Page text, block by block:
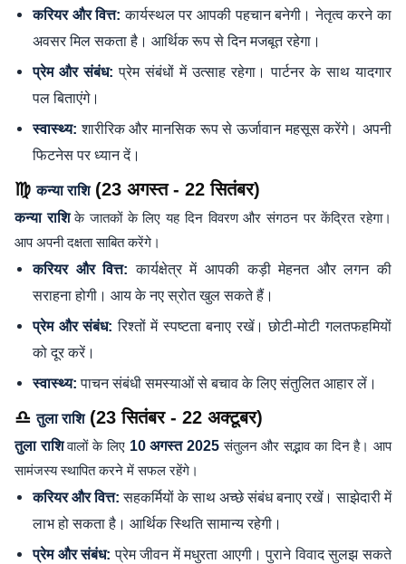
करियर और वित्त: कार्यस्थल पर आपकी पहचान बनेगी। नेतृत्व करने का
अवसर मिल सकता है। आर्थिक रूप से दिन मजबूत रहेगा।
प्रेम और संबंध: प्रेम संबंधों में उत्साह रहेगा। पार्टनर के साथ यादगार
पल बिताएंगे।
स्वास्थ्य: शारीरिक और मानसिक रूप से ऊर्जावान महसूस करेंगे। अपनी
फिटनेस पर ध्यान दें।
♍कन्या राशि(23 अगस्त - 22 सितंबर)
कन्या राशिके जातकों के लिए यह दिन विवरण और संगठन पर केंद्रित रहेगा।
आप अपनी दक्षता साबित करेंगे।
करियर और वित्त: कार्यक्षेत्र में आपकी कड़ी मेहनत और लगन की
सराहना होगी। आय के नए स्रोत खुल सकते हैं।
प्रेम और संबंध: रिश्तों में स्पष्टता बनाए रखें। छोटी-मोटी गलतफहमियों
को दूर करें।
स्वास्थ्य: पाचन संबंधी समस्याओं से बचाव के लिए संतुलित आहार लें।
♎तुला राशि(23 सितंबर - 22 अक्टूबर)
तुला राशिवालों के लिए 10 अगस्त 2025 संतुलन और सद्भाव का दिन है। आप
सामंजस्य स्थापित करने में सफल रहेंगे।
करियर और वित्त: सहकर्मियों के साथ अच्छे संबंध बनाए रखें। साझेदारी में
लाभ हो सकता है। आर्थिक स्थिति सामान्य रहेगी।
प्रेम और संबंध: प्रेम जीवन में मधुरता आएगी। पुराने विवाद सुलझ सकते